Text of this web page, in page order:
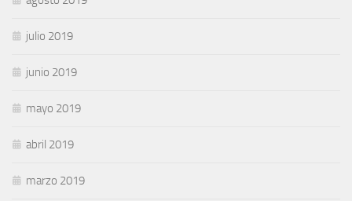
julio 2019
junio 2019
mayo 2019
abril 2019
marzo 2019